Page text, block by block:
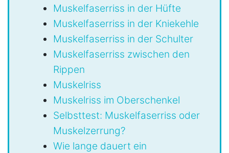
Muskelfaserriss in der Hüfte
Muskelfaserriss in der Kniekehle
Muskelfaserriss in der Schulter
Muskelfaserriss zwischen den
Rippen
Muskelriss
Muskelriss im Oberschenkel
Selbsttest: Muskelfaserriss oder
Muskelzerrung?
Wie lange dauert ein